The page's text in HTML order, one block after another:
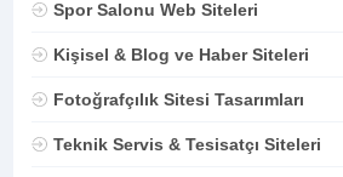
Spor Salonu Web Siteleri
Kişisel & Blog ve Haber Siteleri
Fotoğrafçılık Sitesi Tasarımları
Teknik Servis & Tesisatçı Siteleri